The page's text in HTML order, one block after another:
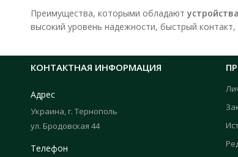
Преимущества, которыми обладают
высокий уровень надежности, быстрый
КОНТАКТНАЯ ИНФОРМАЦИЯ
Адрес
Украина, г. Тернополь
ул. Бродовская 44
Телефон